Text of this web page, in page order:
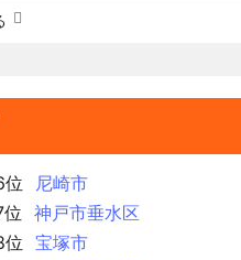
位
尼崎市
位
神戸市垂水区
位
宝塚市